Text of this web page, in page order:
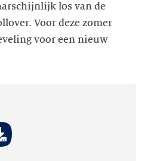
los van de
Voor deze zomer
voor een nieuw